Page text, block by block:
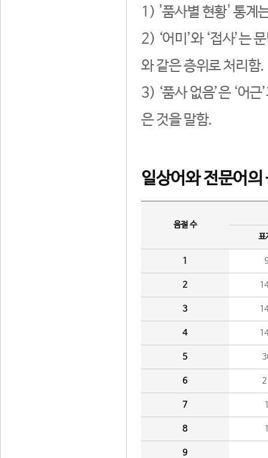
1) '품사별 현황' 통계
2) ‘어미’와 ‘접사’는
와 같은 층위로 처리함.
3) ‘품사 없음’은 ‘어
은 것을 말함.
일상어와 전문어의
음절 수
표
1
2
3
4
5
6
7
8
9